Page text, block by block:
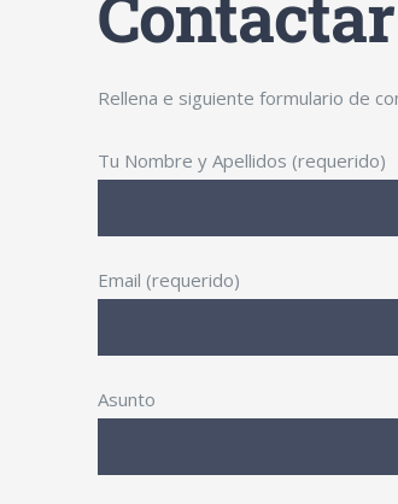
Rellena e siguiente formulario de
Tu Nombre y Apellidos (requerido)
Email (requerido)
Asunto